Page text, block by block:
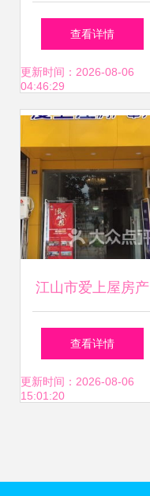
租客的客户开发指
南
查看详情
更新时间：2026-08-06
04:46:29
江山市爱上屋房产
中介服务指南 地
址、电话、营业时
查看详情
更新时间：2026-08-06
15:01:20